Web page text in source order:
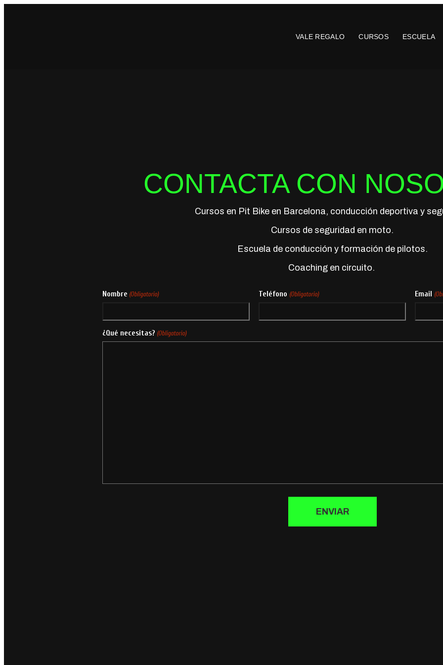
VALE REGALO CURSOS ESCUELA
CONTACTA CON
Cursos en Pit Bike en Barcelona, conducción deportiva y
Cursos de seguridad en moto.
Escuela de conducción y formación de pilotos.
Coaching en circuito.
Nombre (Obligatorio) Teléfono (Obligatorio) Email
¿Qué necesitas? (Obligatorio)